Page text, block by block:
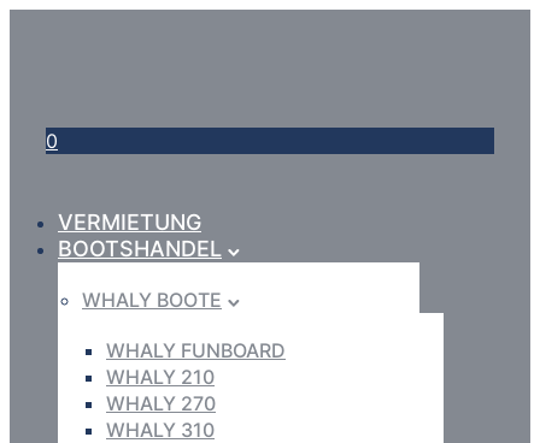
0
VERMIETUNG
BOOTSHANDEL
WHALY BOOTE
WHALY FUNBOARD
WHALY 210
WHALY 270
WHALY 310